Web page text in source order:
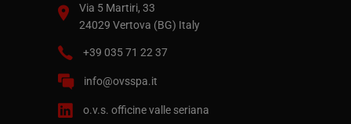
Via 5 Martiri, 33
24029 Vertova (BG) Italy
+39 035 71 22 37
info@ovsspa.it
o.v.s. officine valle seriana